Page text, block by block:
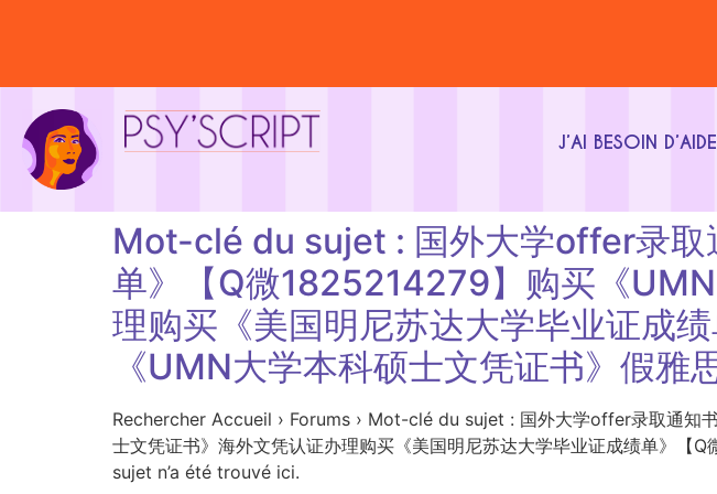
J’AI BESOIN D’AIDE
Mot-clé du sujet : 国外大学offer录取
单》【Q微1825214279】购买《
理购买《美国明尼苏达大学毕业证成
《UMN大学本科硕士文凭证书》假雅
Rechercher Accueil › Forums › Mot-clé du sujet : 国外大学offer录取通知
士文凭证书》海外文凭认证办理购买《美国明尼苏达大学毕业证成绩单》【
sujet n’a été trouvé ici.